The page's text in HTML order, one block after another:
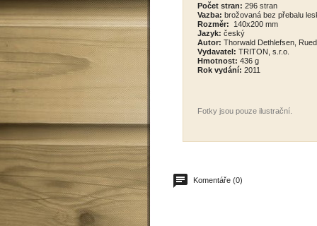
Počet stran: 296 stran
Vazba: brožovaná bez přebalu
Rozměr: 140x200 mm
Jazyk: český
Autor: Thorwald Dethlefsen,
Vydavatel: TRITON, s.r.o.
Hmotnost: 436 g
Rok vydání: 2011
Fotky jsou pouze ilustrační .
Komentáře (0)